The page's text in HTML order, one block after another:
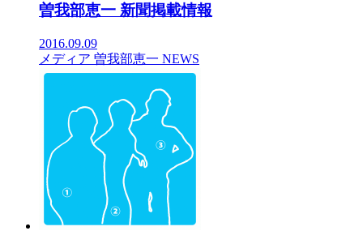
曽我部恵一 新聞掲載情報
2016.09.09
メディア 曽我部恵一 NEWS